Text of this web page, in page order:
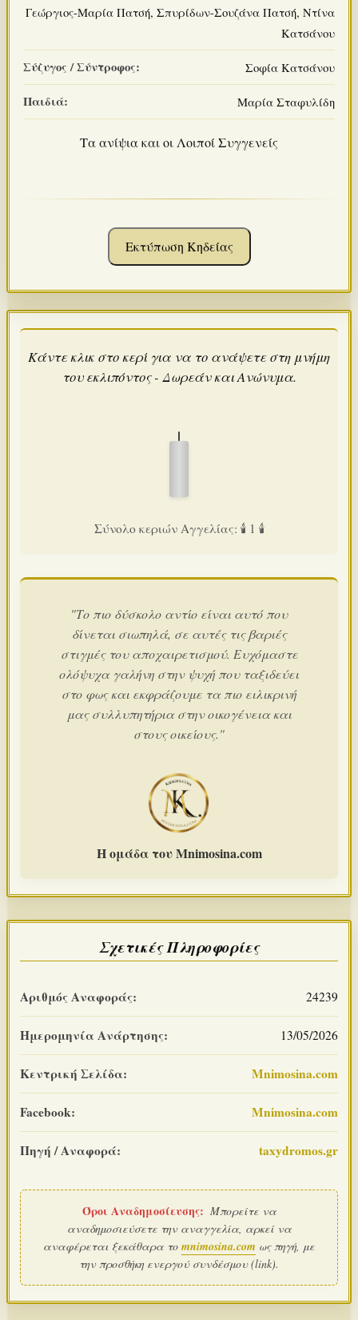
Γεώργιος-Μαρία Πατσή, Σπυρίδων-Σουζάνα Πατσή, Ντίνα
Κατσάνου
Σύζυγος / Σύντροφος: Σοφία Κατσάνου
Παιδιά: Μαρία Σταφυλίδη
Τα ανίψια και οι Λοιποί Συγγενείς
Εκτύπωση Κηδείας
Κάντε κλικ στο κερί για να το ανάψετε στη μνήμη
του εκλιπόντος - Δωρεάν και Ανώνυμα.
Σύνολο κεριών Αγγελίας: 🕯️ 1 🕯️
"Το πιο δύσκολο αντίο είναι αυτό που
δίνεται σιωπηλά, σε αυτές τις βαριές
στιγμές του αποχαιρετισμού. Ευχόμαστε
ολόψυχα γαλήνη στην ψυχή που ταξιδεύει
στο φως και εκφράζουμε τα πιο ειλικρινή
μας συλλυπητήρια στην οικογένεια και
στους οικείους."
Η ομάδα του Mnimosina.com
Σχετικές Πληροφορίες
Αριθμός Αναφοράς: 24239
Ημερομηνία Ανάρτησης: 13/05/2026
Κεντρική Σελίδα: Mnimosina.com
Facebook: Mnimosina.com
Πηγή / Αναφορά: taxydromos.gr
Όροι Αναδημοσίευσης: Μπορείτε να
αναδημοσιεύσετε την αναγγελία, αρκεί να
αναφέρεται ξεκάθαρα το mnimosina.com ως πηγή, με
την προσθήκη ενεργού συνδέσμου (link).